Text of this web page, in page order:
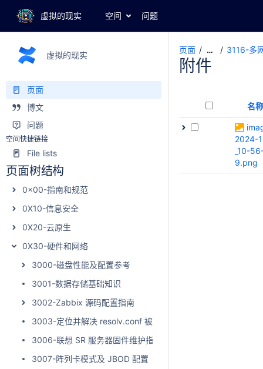
虚拟的现实 空间 问题
虚拟的现实
页面
博文
问题
空间快捷链接
File lists
页面树结构
0x00-指南和规范
0X10-信息安全
0X20-云原生
0X30-硬件和网络
3000-磁盘性能及配置参考
3001-数据存储基础知识
3002-Zabbix 源码配置指南
3003-定位并解决 resolv.conf 被覆盖的问题
3006-联想 SR 服务器固件维护指引
3007-阵列卡模式及 JBOD 配置
页面 … 3116-多
附件
名称
2024-
_10-
9.png